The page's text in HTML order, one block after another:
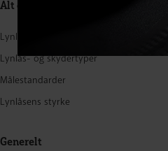
Alt om lynlåse
Lynlåsstruktur
Lynlås- og skydertyper
Målestandarder
Lynlåsens styrke
Generelt